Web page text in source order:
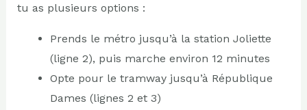
tu as plusieurs options :
Prends le métro jusqu’à la station Joliette
(ligne 2), puis marche environ 12 minutes
Opte pour le tramway jusqu’à République
Dames (lignes 2 et 3)